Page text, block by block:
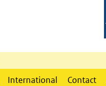
International Contact